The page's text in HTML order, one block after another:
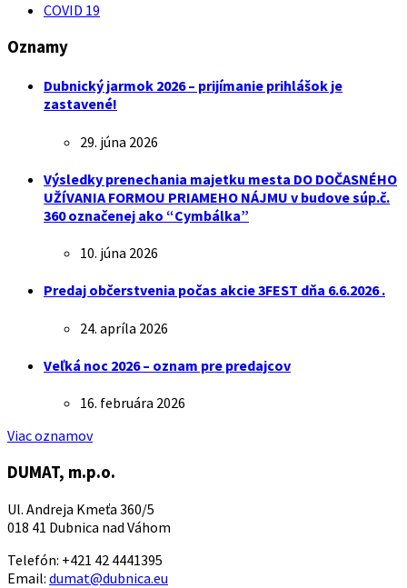
COVID 19
Oznamy
Dubnický jarmok 2026 – prijímanie prihlášok je
zastavené!
29. júna 2026
Výsledky prenechania majetku mesta DO DOČASNÉHO
UŽÍVANIA FORMOU PRIAMEHO NÁJMU v budove súp.č.
360 označenej ako “Cymbálka”
10. júna 2026
Predaj občerstvenia počas akcie 3FEST dňa 6.6.2026 .
24. apríla 2026
Veľká noc 2026 – oznam pre predajcov
16. februára 2026
Viac oznamov
DUMAT, m.p.o.
Ul. Andreja Kmeťa 360/5
018 41 Dubnica nad Váhom
Telefón: +421 42 4441395
Email: dumat@dubnica.eu